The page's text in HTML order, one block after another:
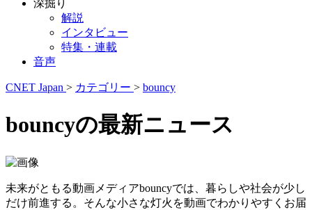
深掘り
解説
インタビュー
特集・連載
音声
CNET Japan > カテゴリー > bouncy
bouncyの最新ニュース
未来がともる動画メディアbouncyでは、暮らしや社会が少し
だけ前進する。そんな小さな灯火を動画でわかりやすくお届